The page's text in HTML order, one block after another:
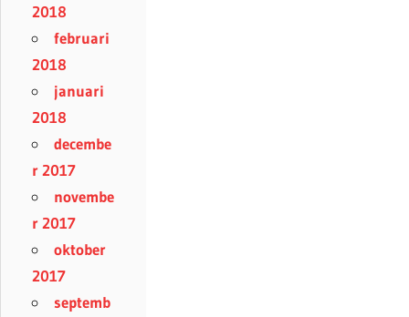
2018
februari
2018
januari
2018
decembe
r 2017
novembe
r 2017
oktober
2017
septemb